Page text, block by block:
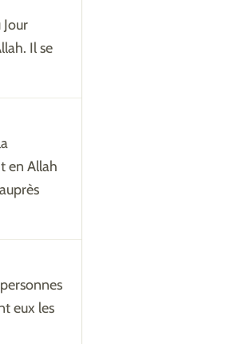
Il se
en Allah
eux les